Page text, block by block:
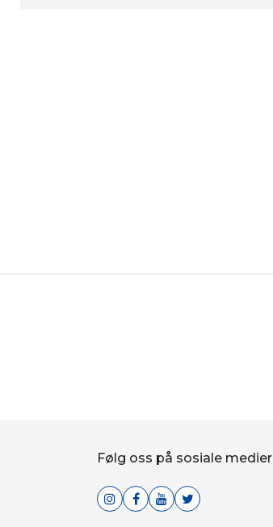
Følg oss på sosiale medier